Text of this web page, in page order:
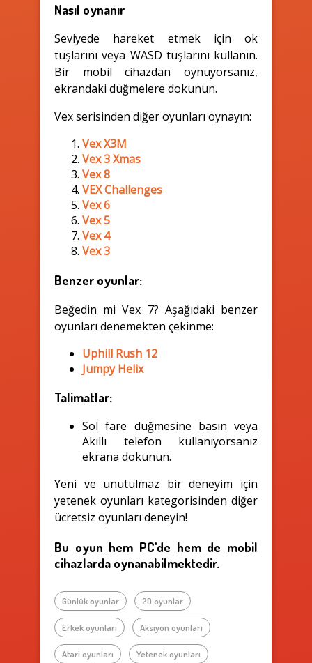
Nasıl oynanır
Seviyede hareket etmek için ok
tuşlarını veya WASD tuşlarını kullanın.
Bir mobil cihazdan oynuyorsanız,
ekrandaki düğmelere dokunun.
Vex serisinden diğer oyunları oynayın:
Vex X3M
Vex 3 Xmas
Vex 8
VEX Challenges
Vex 6
Vex 5
Vex 4
Vex 3
Benzer oyunlar:
Beğedin mi Vex 7? Aşağıdaki benzer
oyunları denemekten çekinme:
Uphill Rush 12
Jumpy Helix
Talimatlar:
Sol fare düğmesine basın veya
Akıllı telefon kullanıyorsanız
ekrana dokunun.
Yeni ve unutulmaz bir deneyim için
yetenek oyunları kategorisinden diğer
ücretsiz oyunları deneyin!
Bu oyun hem PC'de hem de mobil
cihazlarda oynanabilmektedir.
Günlük oyunlar 2D oyunlar
Erkek oyunları Aksiyon oyunları
Atari oyunları Yetenek oyunları